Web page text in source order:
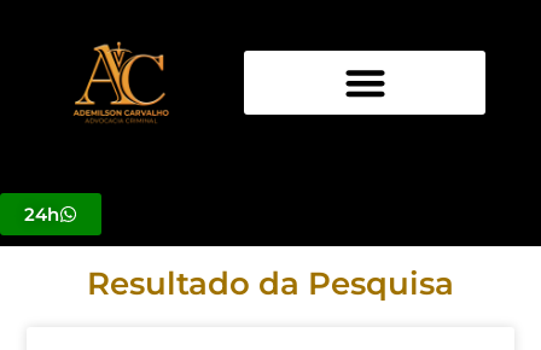
conteúdo
24h
Resultado da Pesquisa